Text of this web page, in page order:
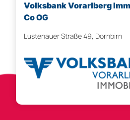
Volksbank Vorarlberg
Co OG
Lustenauer Straße 49, Dornbirn